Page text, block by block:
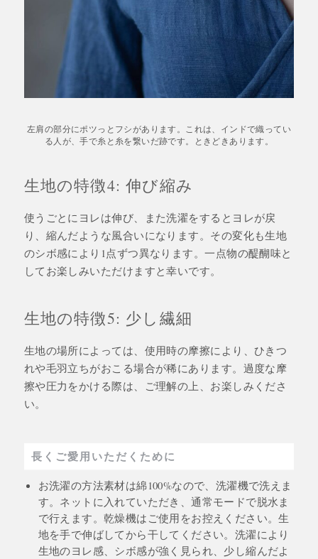
左肩の部分にポツっとフシがあります。これは、インドで織ってい
る人が、手で糸と糸を繋いだ跡です。ときどきあります。
生地の特徴4: 伸び縮み
使うごとにヨレは伸び、また洗濯をするとヨレが戻
り、縮んだような風合いになります。その変化も生地
のシボ感により1点ずつ異なります。一点物の醍醐味と
してお楽しみいただけますと幸いです。
生地の特徴5: 少し繊細
生地の場所によっては、使用時の摩擦により、ひきつ
れや毛羽立ちがおこる場合が稀にあります。過度な摩
擦や圧力をかける際は、ご理解の上、お楽しみくださ
い。
長くご愛用いただくために
お洗濯の方法素材は綿100%なので、洗濯機で洗えま
す。ネットに入れていただき、通常モードで脱水ま
で行えます。乾燥機はご使用をお控えください。生
地を手で伸ばしてから干してください。洗濯により
生地のヨレ感、シボ感が強く見られ、少し縮んだよ